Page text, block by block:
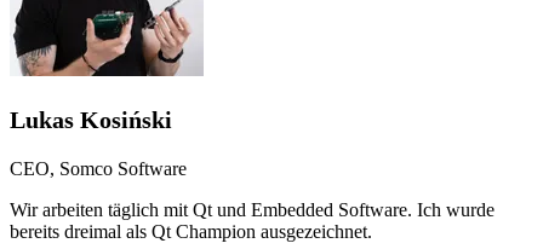
Lukas Kosiński
CEO, Somco Software
Wir arbeiten täglich mit Qt und Embedded Software. Ich wurde
bereits dreimal als Qt Champion ausgezeichnet.